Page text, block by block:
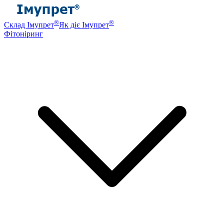
Склад Імупрет®Як діє Імупрет®
Фітоніринг